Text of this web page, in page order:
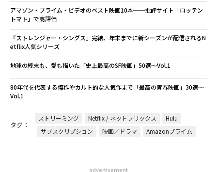
アマゾン・プライム・ビデオのベスト映画10本──批評サイト「ロッテン
トマト」で高評価
『ストレンジャー・シングス』完結、年末までに新シーズンが配信されるN
etflix人気シリーズ
地球の終末も、愛も描いた「史上最高のSF映画」50選〜Vol.1
80年代を代表する傑作やカルト的な人気作まで「最高の青春映画」30選〜
Vol.1
タグ：
ストリーミング Netflix / ネットフリックス
Hulu
サブスクリプション
映画／ドラマ Amazonプライム
advertisement